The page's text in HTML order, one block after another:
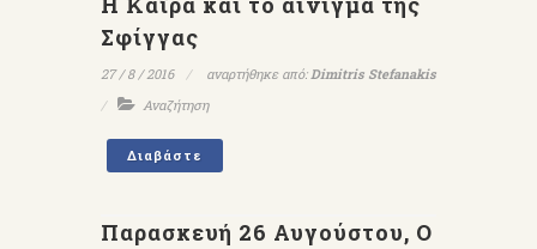
Σφίγγας
27 / 8 / 2016 αναρτήθηκε από:Dimitris Stefanakis
Αναζήτηση
Διαβάστε
Παρασκευή 26 Αυγούστου, Ο